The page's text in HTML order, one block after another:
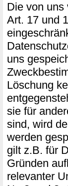
Die von uns
Art. 17 und
uns
Löschung
sie für
sind, wird
werden
gilt z.B. für
Gründen
relevanter